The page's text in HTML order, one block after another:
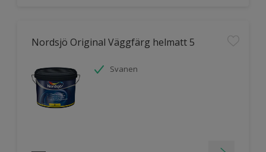
Nordsjö Original Väggfärg helmatt 5
Svanen